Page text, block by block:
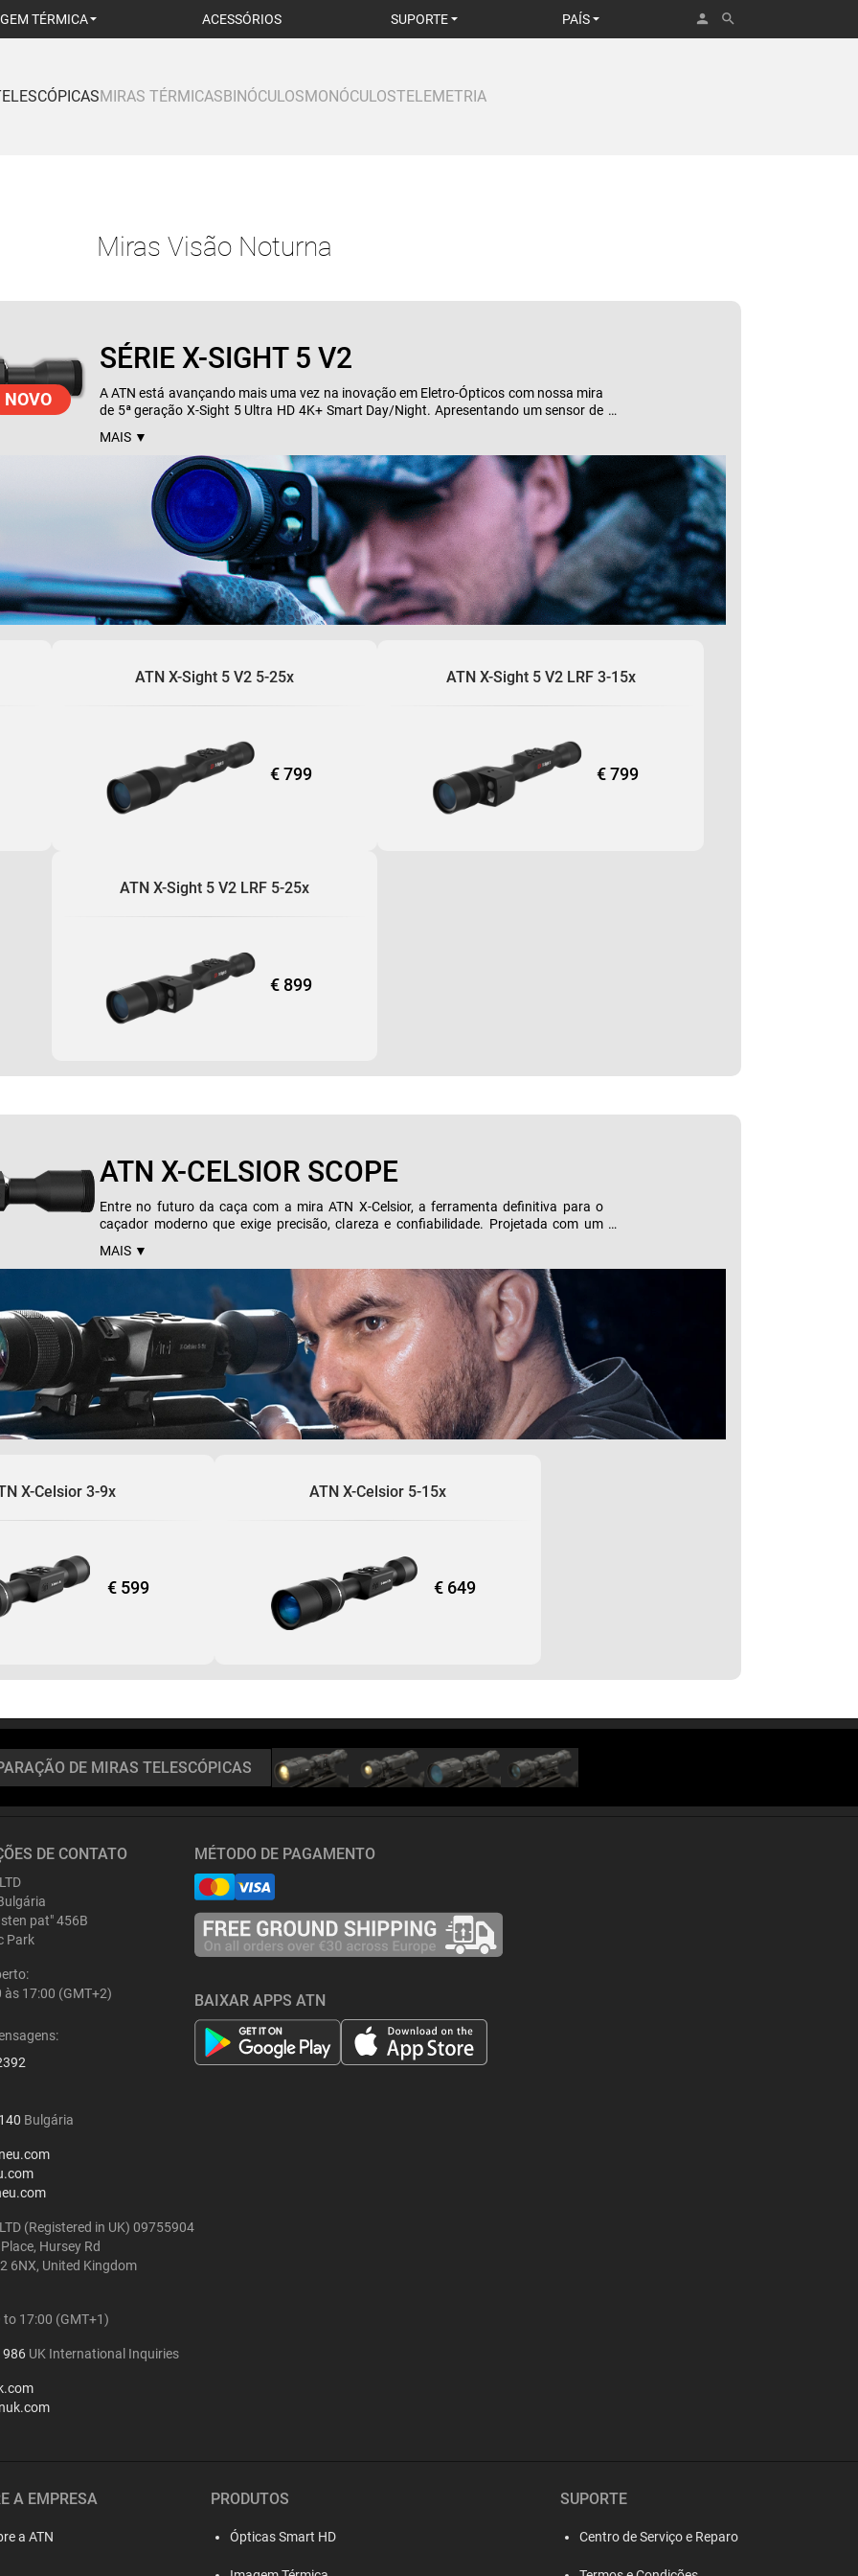
TÉRMICA ACESSÓRIOS SUPORTE PAÍS person search
MIRAS TÉRMICASBINÓCULOSMONÓCULOSTELEMETRIA
Miras Visão Noturna
NOVO
SÉRIE X-SIGHT 5 V2
A ATN está avançando mais uma vez na inovação em Eletro-Ópticos com nossa mira
de 5ª geração X-Sight 5 Ultra HD 4K+ Smart Day/Night. Apresentando um sensor de
de pixels a mais para tons precisos, cores vivas e uma sensação visual realista.
O X-Sight 5 oferece a maior resolução de sensor do mercado. Mais do que o dobro da
concorrência e 33% a mais do que nossos modelos X-Sight 4K.
O Calculador Balístico Avançado ajuda a garantir que você acerte seu alvo todas as
Experimente uma melhor qualidade visual diurna e noturna, juntamente com
compensação de temperatura ambiente. É uma experiência visual de 24 horas como
SENSOR ULTRA 4K
MODO DIA/NOITE
CALCULADOR BALÍSTICO
RETÍCULOS PERSONALIZADOS
GERENCIADOR DE PERFIL
ONE SHOT ZERO
VÍDEO DE TRANSMISSÃO DUAL
WIFI
GIROSCÓPIO 3D
ALÍVIO OCULAR CONFORTÁVEL
MAIS ▼
ATN X-Sight 5 V2 5-25x
€ 799
ATN X-Sight 5 V2 LRF 3-15x
€ 799
ATN X-Sight 5 V2 LRF 5-25x
€ 899
ATN X-CELSIOR SCOPE
Entre no futuro da caça com a mira ATN X-Celsior, a ferramenta definitiva para o
caçador moderno que exige precisão, clareza e confiabilidade. Projetada com um
pixels, esta mira garante um desempenho incomparável em condições de pouca luz e
escuridão total, permitindo que você localize seu alvo mesmo nos ambientes mais
escuros. A tela de alta definição de 1280 do X-Celsior traz cada detalhe em foco
nítido, enquanto o telémetro estadiamétrico e a retícula ATN Predator proporcionam
precisão extrema, ajudando a garantir que cada disparo seja eficaz. Desenvolvida
com os caçadores em mente, esta mira possui um poderoso iluminador
infravermelho de longo alcance para visibilidade aprimorada e é construída para ser
leve e durável, ideal para uso em terrenos difíceis. Com uma bateria interna de íon de
lítio de longa duração, a mira X-Celsior permite mais de 10 horas de caça, permitindo
que você permaneça em campo por mais tempo, sem interrupções. Seja perseguindo
presas ao anoitecer ou caçando durante a noite, a X-Celsior transforma cada caça
MAIS ▼
X-Celsior 3-9x
€ 599
ATN X-Celsior 5-15x
€ 649
DE MIRAS TELESCÓPICAS
DE CONTATO
pat" 456B
Park
às 17:00 (GMT+2)
Bulgária
(Registered in UK) 09755904
Hursey Rd
6NX, United Kingdom
to 17:00 (GMT+1)
UK International Inquiries
MÉTODO DE PAGAMENTO
BAIXAR APPS ATN
A EMPRESA
a ATN
PRODUTOS
Ópticas Smart HD
SUPORTE
Centro de Serviço e Reparo